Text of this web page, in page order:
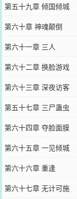
第五十九章 倾国倾城
第六十章 神魂颠倒
第六十一章 三人
第六十二章 换脸游戏
第六十三章 深夜访客
第五十七章 三尸蛊虫
第六十四章 夺脸面膜
第六十五章 一见倾城
第六十六章 重逢
第六十七章 无计可施